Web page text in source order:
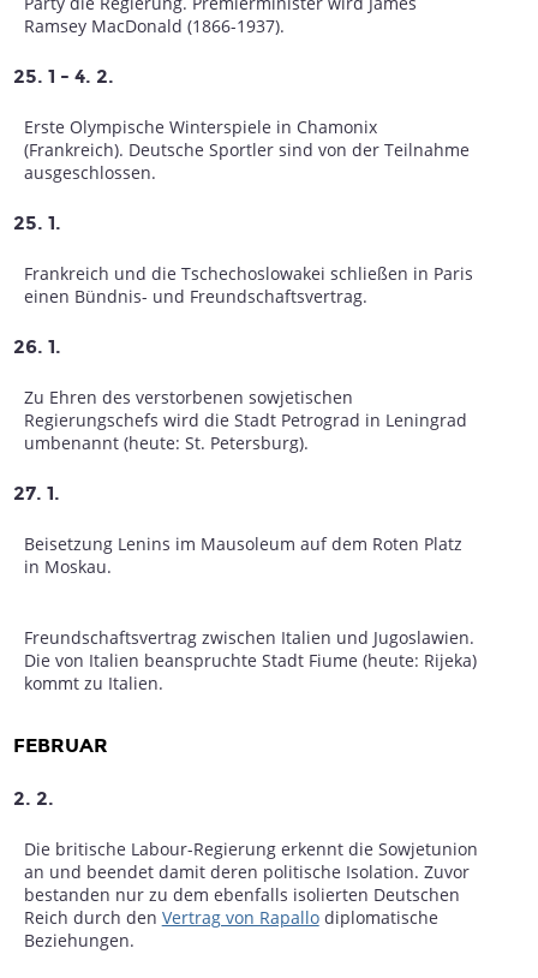
Ramsey MacDonald (1866-1937).
25. 1 - 4. 2.
Erste Olympische Winterspiele in Chamonix
(Frankreich). Deutsche Sportler sind von der Teilnahme
ausgeschlossen.
25. 1.
Frankreich und die Tschechoslowakei schließen in Paris
einen Bündnis- und Freundschaftsvertrag.
26. 1.
Zu Ehren des verstorbenen sowjetischen
Regierungschefs wird die Stadt Petrograd in Leningrad
umbenannt (heute: St. Petersburg).
27. 1.
Beisetzung Lenins im Mausoleum auf dem Roten Platz
in Moskau.
Freundschaftsvertrag zwischen Italien und Jugoslawien.
Die von Italien beanspruchte Stadt Fiume (heute: Rijeka)
kommt zu Italien.
FEBRUAR
2. 2.
Die britische Labour-Regierung erkennt die Sowjetunion
an und beendet damit deren politische Isolation. Zuvor
bestanden nur zu dem ebenfalls isolierten Deutschen
Reich durch den Vertrag von Rapallodiplomatische
Beziehungen.